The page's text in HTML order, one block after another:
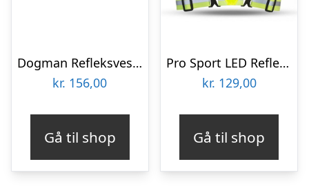
Dogman Refleksvest Rex rosa L
kr. 156,00
Gå til shop
Pro Sport LED Refleksvest med LED Lys til Løb, Cykling & Træning
kr. 129,00
Gå til shop